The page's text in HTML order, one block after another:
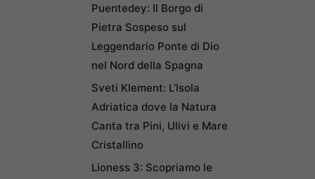
Puentedey: Il Borgo di
Pietra Sospeso sul
Leggendario Ponte di Dio
nel Nord della Spagna
Sveti Klement: L’Isola
Adriatica dove la Natura
Canta tra Pini, Ulivi e Mare
Cristallino
Lioness 3: Scopriamo le